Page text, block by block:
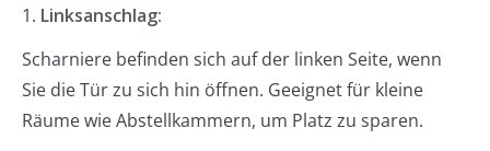
1. Linksanschlag:
Scharniere befinden sich auf der linken Seite, wenn
Sie die Tür zu sich hin öffnen. Geeignet für kleine
Räume wie Abstellkammern, um Platz zu sparen.